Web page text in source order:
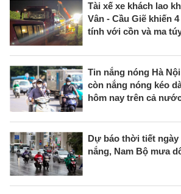
Tài xế xe khách lao
Vân - Cầu Giẽ khiến
tính với cồn và ma
Tin nắng nóng Hà
còn nắng nóng kéo
hôm nay trên cả
Dự báo thời tiết ngày
nắng, Nam Bộ mưa